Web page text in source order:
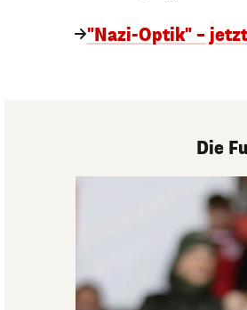
"Nazi-Optik" –
Die